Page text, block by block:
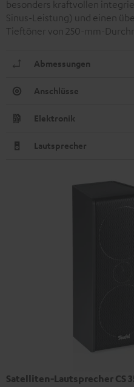
besonders kraftvollen
Sinus-Leistung) und einen
Tieftöner von 250-mm-
Abmessungen
Anschlüsse
Elektronik
Lautsprecher
Satelliten-Lautsprecher CS